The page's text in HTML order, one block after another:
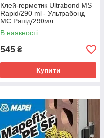
Клей-герметик Ultrabond MS
Rapid/290 ml - Ультрабонд
МС Рапід/290мл
В наявності
545 ₴
Купити